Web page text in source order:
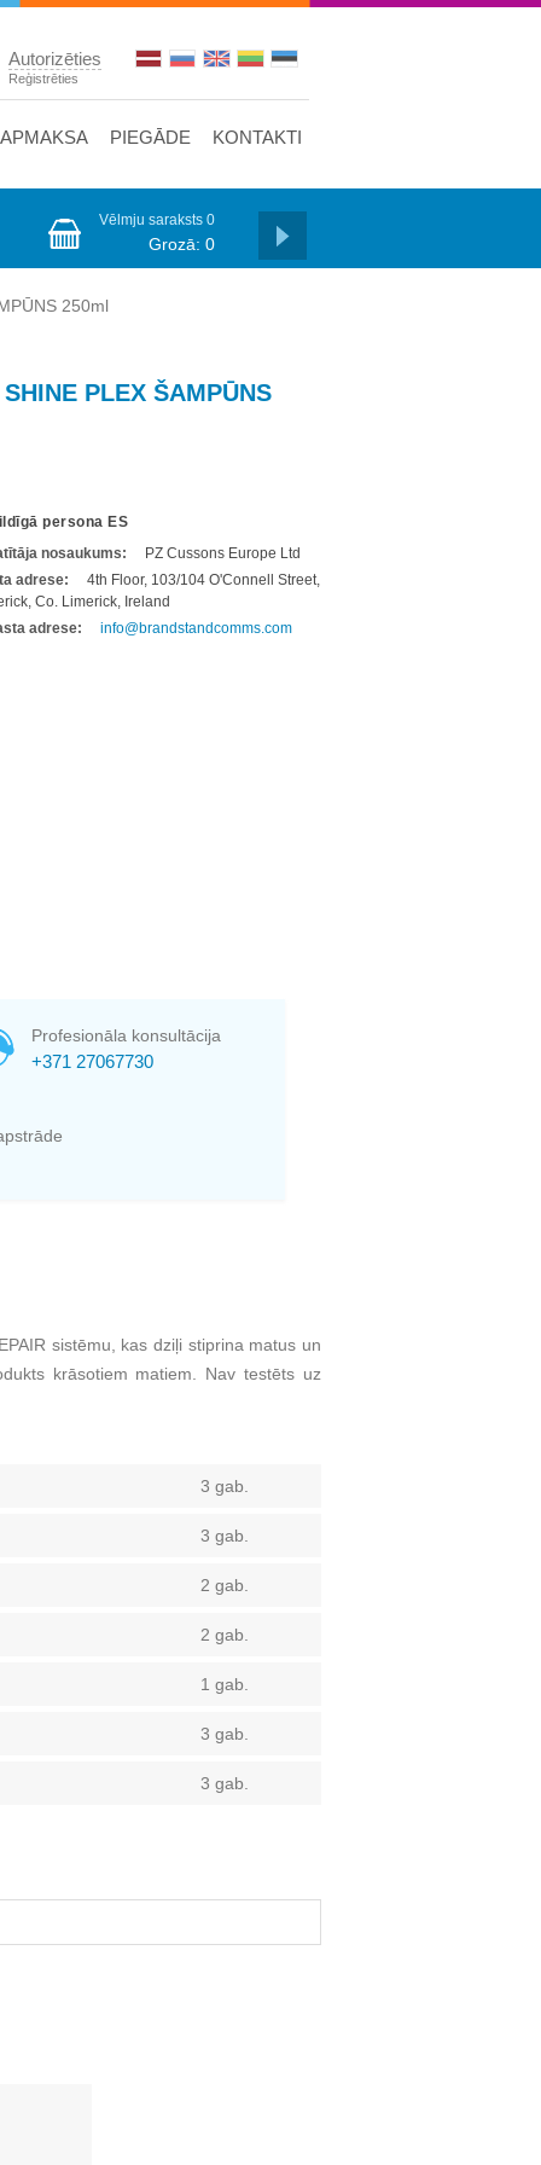
Autorizēties
Reģistrēties
APMAKSA PIEGĀDE KONTAKTI
Vēlmju saraksts 0
Grozā: 0
250ml
PLEX ŠAMPŪNS
persona ES
nosaukums:
PZ Cussons Europe Ltd
adrese:
4th Floor, 103/104 O'Connell Street,
Co. Limerick, Ireland
adrese:
info@brandstandcomms.com
Profesionāla konsultācija
+371 27067730
sistēmu, kas dziļi stiprina matus un
krāsotiem matiem. Nav testēts uz
3 gab.
3 gab.
2 gab.
2 gab.
1 gab.
3 gab.
3 gab.